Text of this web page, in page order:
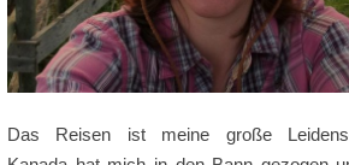
Das Reisen ist meine große